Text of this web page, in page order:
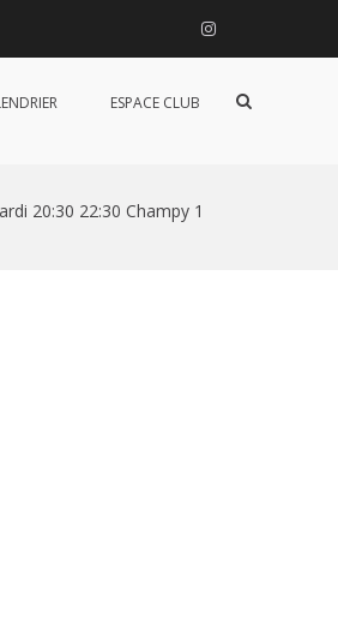
Instagram
ESPACE CLUB
Afficher
20:30 22:30 Champy 1